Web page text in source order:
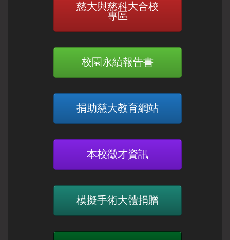
慈大與慈科大合校
專區
校園永續報告書
捐助慈大教育網站
本校徵才資訊
模擬手術大體捐贈